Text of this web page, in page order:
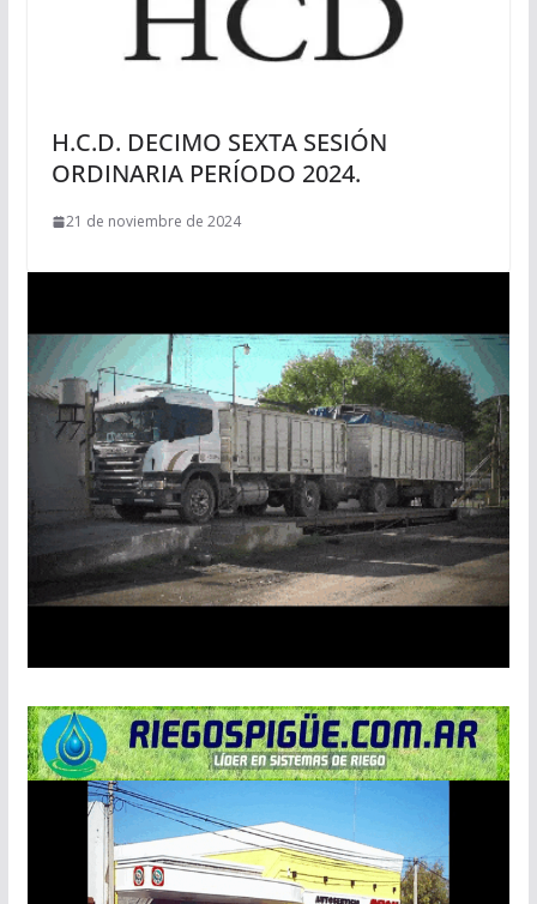
H.C.D. DECIMO SEXTA SESIÓN
ORDINARIA PERÍODO 2024.
21 de noviembre de 2024